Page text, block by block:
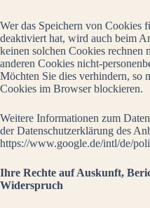
Wer das Speichern von Cookies
deaktiviert hat, wird auch beim
keinen solchen Cookies rechnen
anderen Cookies nicht-
Möchten Sie dies verhindern, so
Cookies im Browser blockieren.
Weitere Informationen zum
der Datenschutzerklärung des
https://www.google.de/intl/de/
Ihre Rechte auf Auskunft,
Widerspruch